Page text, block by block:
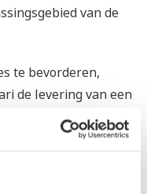
van de
te bevorderen,
de levering van een
edge controllers
. In combinatie met deze
een wereldwijde